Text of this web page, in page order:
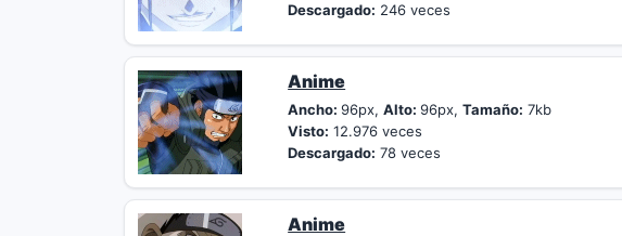
Descargado: 246 veces
Anime
Ancho:96px,Alto:96px,Tamaño: 7kb
Visto: 12.976 veces
Descargado: 78 veces
Anime